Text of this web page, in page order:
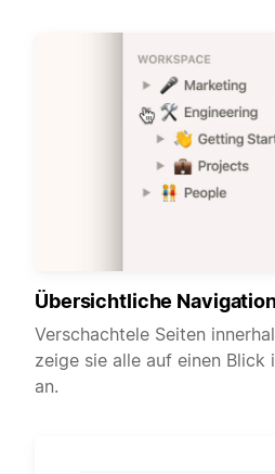
Übersichtliche
Verschachtele Seiten
zeige sie alle auf einen Blick
an.